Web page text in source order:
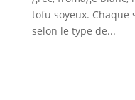
tofu soyeux. Chaque
selon le type de...